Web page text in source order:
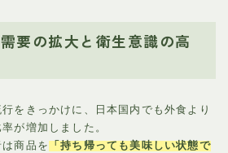
要の拡大と衛生意識の高
をきっかけに、日本国内でも外食より
が増加しました。
商品を 「持ち帰っても美味しい状態で